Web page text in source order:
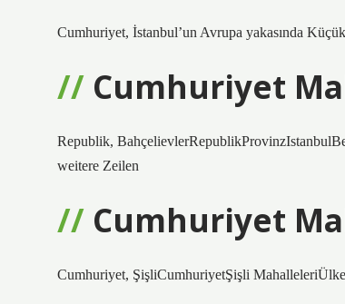
Cumhuriyet, İstanbul’un Avrupa yakasında
Cumhuriyet
Republik,
weitere Zeilen
Cumhuriyet
Cumhuriyet, ŞişliCumhuriyetŞişli